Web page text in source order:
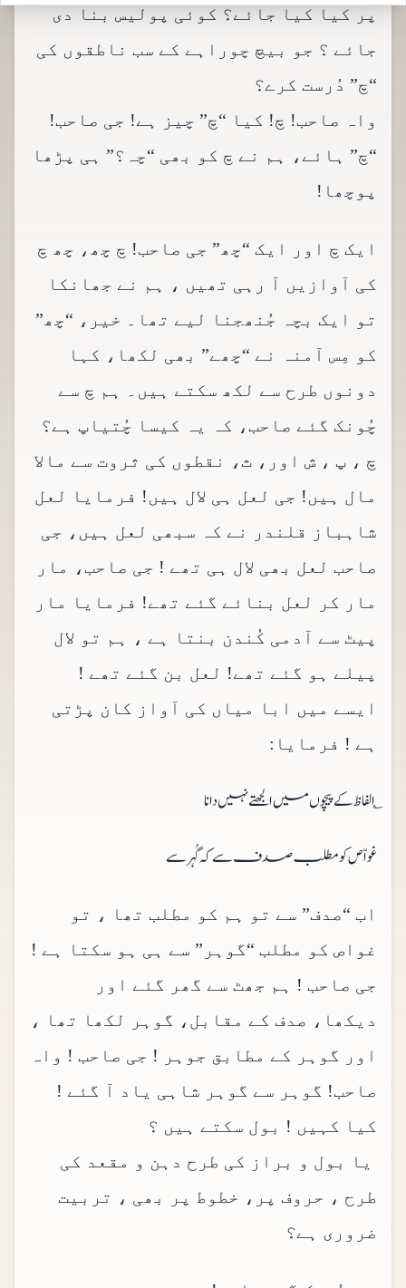
پر کیا کیا جائے؟ کوئی پولیس بنا دی
جائے ؟ جو بیچ چوراہے کے سب ناطقوں کی
“چ” دُرست کرے؟
واہ صاحب! چ! کیا “چ” چیز ہے! جی صاحب!
“چ” ہائے، ہم نے چ کو بھی “چہ؟” ہی پڑھا
پوچھا!
ایک چ اور ایک “چھ” جی صاحب! چ چھ، چھ چ
کی آوازیں آ رہی تھیں ، ہم نے جھانکا
تو ایک بچہ جُنھجنا لیے تھا۔ خیر، “چھ”
کو مِس آمنہ نے “چھے” بھی لکھا، کہا
دونوں طرح سے لکھ سکتے ہیں۔ ہم چ سے
چُونک گئے صاحب، کہ یہ کیسا چُتیاپ ہے؟
چ ، پ ، ش اور، ث، نقطوں کی ثروت سے مالا
مال ہیں! جی لعل ہی لال ہیں! فرمایا لعل
شاہباز قلندر نے کہ سبھی لعل ہیں، جی
صاحب لعل بھی لال ہی تھے ! جی صاحب، مار
مار کر لعل بنائے گئے تھے! فرمایا مار
پیٹ سے آدمی کُندن بنتا ہے ، ہم تو لال
پیلے ہو گئے تھے! لعل بن گئے تھے !
ایسے میں ابا میاں کی آواز کان پڑتی
ہے ! فرمایا:
؎ الفاظ کے پیچوں میں الجھتے نہیں دانا
غواّص کو مطلب صدف سے کہ گُہر سے
اب “صدف” سے تو ہم کو مطلب تھا ، تو
غواص کو مطلب “گوہر” سے ہی ہو سکتا ہے !
جی صاحب ! ہم جھٹ سے گھر گئے اور
دیکھا، صدف کے مقابل، گوہر لکھا تھا ،
اور گوہر کے مطابق جوہر ! جی صاحب ! واہ
صاحب! گوہر سے گوہر شاہی یاد آ گئے !
کیا کہیں ! بول سکتے ہیں ؟
یا بول و براز کی طرح دہن و مقعد کی
طرح ، حروف پر، خطوط پر بھی ، تربیت
ضروری ہے؟